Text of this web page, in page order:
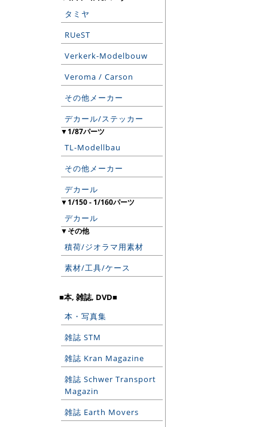
タミヤ
RUeST
Verkerk-Modelbouw
Veroma / Carson
その他メーカー
デカール/ステッカー
▼1/87パーツ
TL-Modellbau
その他メーカー
デカール
▼1/150 - 1/160パーツ
デカール
▼その他
積荷/ジオラマ用素材
素材/工具/ケース
■本, 雑誌, DVD■
本・写真集
雑誌 STM
雑誌 Kran Magazine
雑誌 Schwer Transport
Magazin
雑誌 Earth Movers